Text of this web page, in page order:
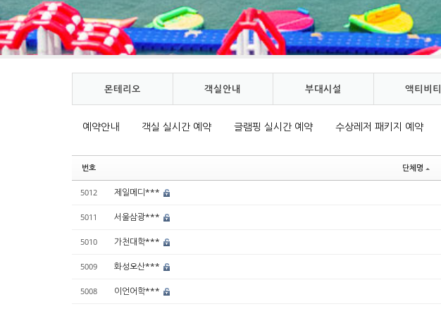
몬테리오 객실안내 부대시설 액티비티
예약안내 객실 실시간 예약 글램핑 실시간 예약 수상레저 패키지 예약
번호 단체명
5012 제일메디***
5011 서울삼광***
5010 가천대학***
5009 화성오산***
5008 이언어학***